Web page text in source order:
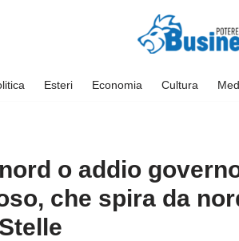
Esteri Economia Cultura
o addio
che spira da